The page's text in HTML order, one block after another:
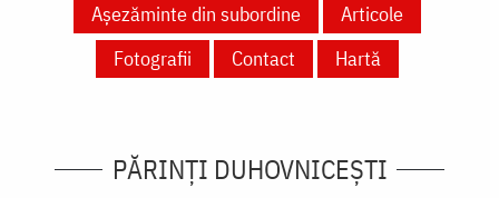
Așezăminte din subordine
Articole
Fotografii
Contact Hartă
PĂRINȚI DUHOVNICEȘTI